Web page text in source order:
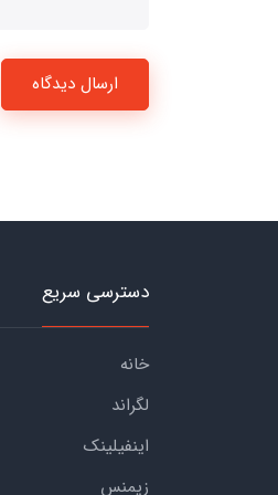
ارسال دیدگاه
دسترسی سریع
خانه
لگراند
اینفیلینک
زیمنس